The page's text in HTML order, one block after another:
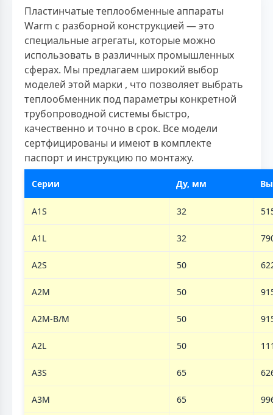
Пластинчатые теплообменные аппараты
Warm с разборной конструкцией — это
специальные агрегаты, которые можно
использовать в различных промышленных
сферах. Мы предлагаем широкий выбор
моделей этой марки , что позволяет выбрать
теплообменник под параметры конкретной
трубопроводной системы быстро,
качественно и точно в срок. Все модели
сертфицированы и имеют в комплекте
паспорт и инструкцию по монтажу.
Серии Ду, мм
A1S 32
A1L 32
A2S 50
A2M 50
A2M-B/M 50
A2L 50
A3S 65
A3M 65